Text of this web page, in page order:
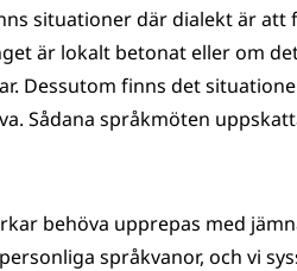
situationer där dialekt är
är lokalt betonat eller om
Dessutom finns det
Sådana språkmöten
behöva upprepas med
språkvanor, och vi